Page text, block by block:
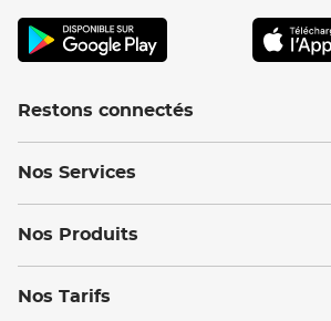
Restons connectés
Nos Services
Nos Produits
Nos Tarifs